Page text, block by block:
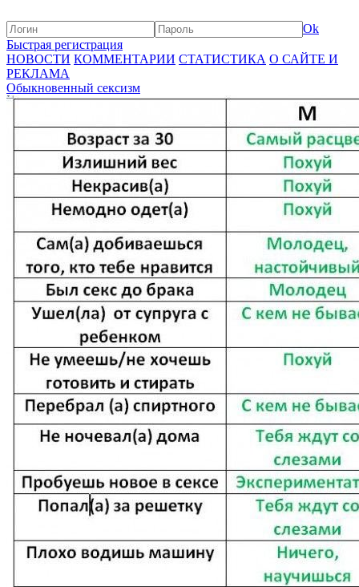
Ok
Быстрая регистрация
НОВОСТИ КОММЕНТАРИИ СТАТИСТИКА О САЙТЕ И
РЕКЛАМА
Обыкновенный сексизм